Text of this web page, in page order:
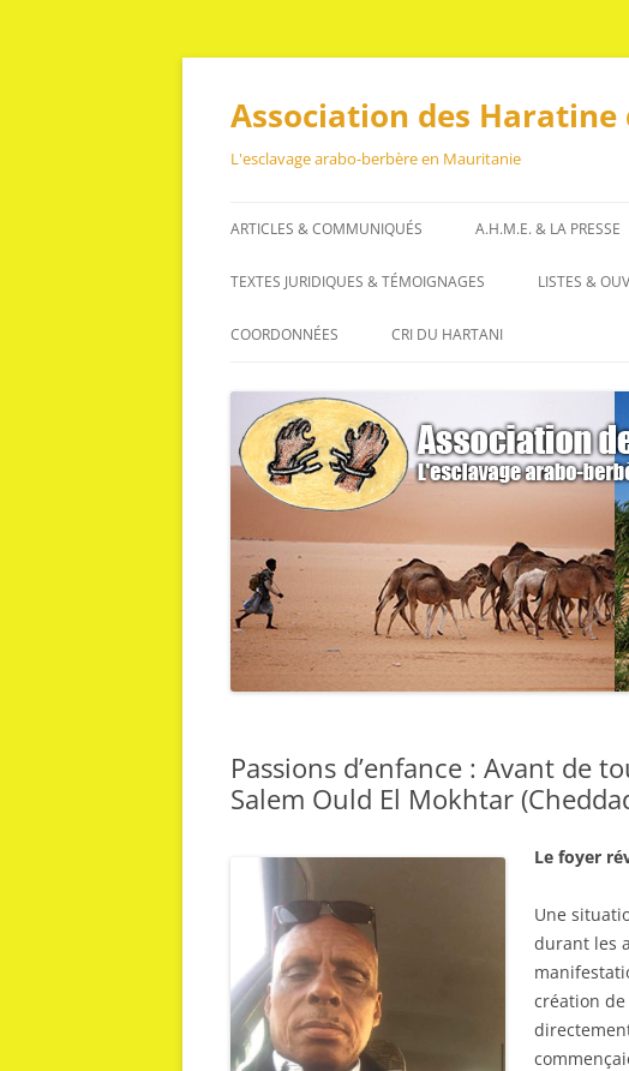
Aller
contenu
Association des
L'esclavage arabo-berbère en Mauritanie
ARTICLES & COMMUNIQUÉS
ARTICLES
COMMUNIQUÉS
A.H.M.E. & LA PRESSE
TEXTES JURIDIQUES & TÉMOIGNAGES
TEXTES JURIDIQUES
LISTES &
COORDONNÉES CRI DU HARTANI
Passions d’enfance : Avant de
Salem Ould El Mokhtar
Le foyer
Une
durant les
création